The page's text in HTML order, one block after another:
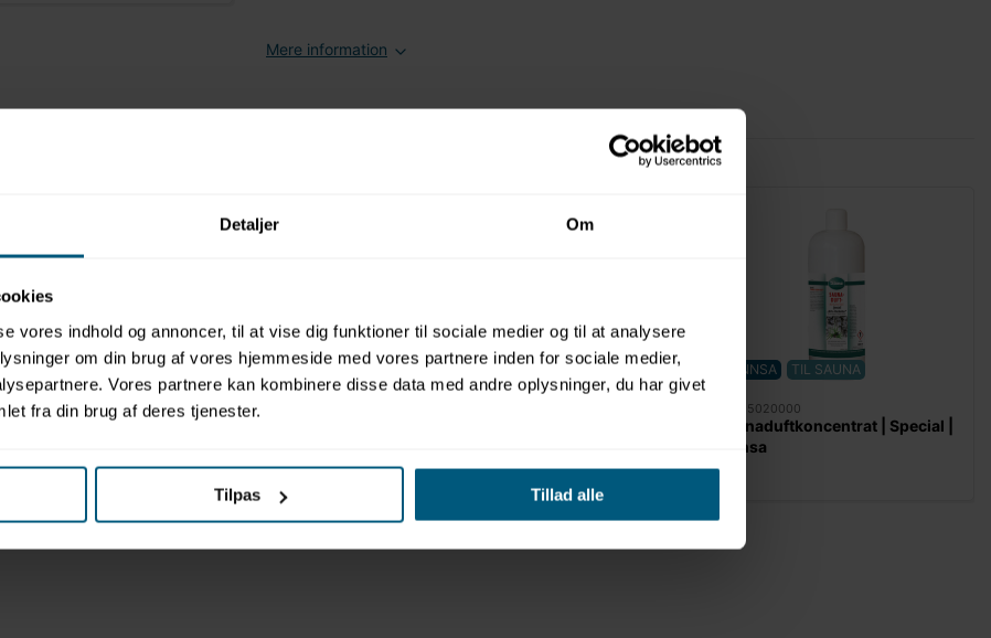
Detaljer Om
vores indhold og annoncer, til at vise dig funktioner til sociale medier og til at analysere
om din brug af vores hjemmeside med vores partnere inden for sociale medier,
Vores partnere kan kombinere disse data med andre oplysninger, du har givet
fra din brug af deres tjenester.
Tilpas Tillad alle
Mere information
FINNSA TIL SAUNA
06096506000
Saunaduftkoncentrat |
FINNSA TIL SAUNA FINNSA TIL SAUNA
06095020000
Saunaduftkoncentrat | Special |
Finnsa